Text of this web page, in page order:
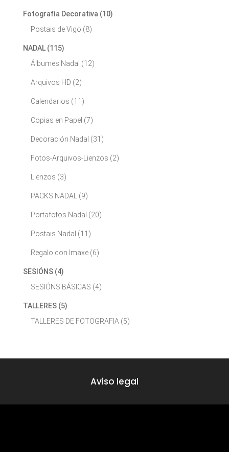
Fotografía Decorativa (10)
Postais de Vigo (8)
NADAL (115)
Álbumes Nadal (12)
Arquivos HD (2)
Calendarios (11)
Copias en Papel (7)
Decoración Nadal (31)
Fotos-Arquivos-Lienzos (2)
Lienzos (3)
PACKS NADAL (9)
Portafotos Nadal (20)
Postais Nadal (11)
Regalo con Imaxe (6)
SESIÓNS (4)
SESIÓNS BÁSICAS (4)
TALLERES (5)
TALLERES DE FOTOGRAFIA (5)
Aviso legal